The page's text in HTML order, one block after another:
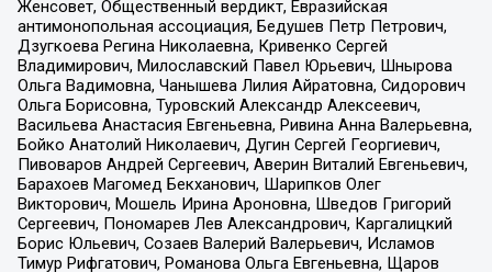
Женсовет, Общественный вердикт, Евразийская
антимонопольная ассоциация, Бедушев Петр Петрович,
Дзугкоева Регина Николаевна, Кривенко Сергей
Владимирович, Милославский Павел Юрьевич, Шнырова
Ольга Вадимовна, Чанышева Лилия Айратовна, Сидорович
Ольга Борисовна, Туровский Александр Алексеевич,
Васильева Анастасия Евгеньевна, Ривина Анна Валерьевна,
Бойко Анатолий Николаевич, Дугин Сергей Георгиевич,
Пивоваров Андрей Сергеевич, Аверин Виталий Евгеньевич,
Барахоев Магомед Бекханович, Шарипков Олег
Викторович, Мошель Ирина Ароновна, Шведов Григорий
Сергеевич, Пономарев Лев Александрович, Каргалицкий
Борис Юльевич, Созаев Валерий Валерьевич, Исламов
Тимур Рифгатович, Романова Ольга Евгеньевна, Щаров